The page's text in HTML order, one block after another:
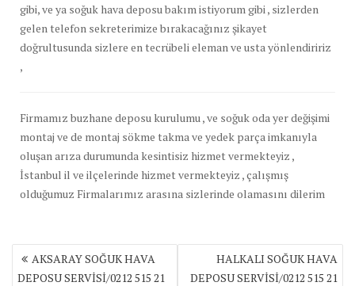
gibi, ve ya soğuk hava deposu bakım istiyorum gibi , sizlerden
gelen telefon sekreterimize bırakacağınız şikayet
doğrultusunda sizlere en tecrübeli eleman ve usta yönlendiririz
,
Firmamız buzhane deposu kurulumu , ve soğuk oda yer değişimi
montaj ve de montaj sökme takma ve yedek parça imkanıyla
oluşan arıza durumunda kesintisiz hizmet vermekteyiz ,
İstanbul il ve ilçelerinde hizmet vermekteyiz , çalışmış
olduğumuz Firmalarımız arasına sizlerinde olamasını dilerim
Yazı
gezinmesi
AKSARAY SOĞUK HAVA
DEPOSU SERVİSİ/0212 515 21
HALKALI SOĞUK HAVA
DEPOSU SERVİSİ/0212 515 21